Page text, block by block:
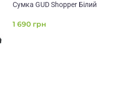
Сумка GUD Shopper Білий
1 690 грн